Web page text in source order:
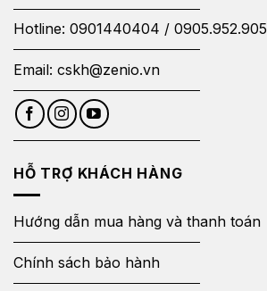
Hotline: 0901440404 / 0905.952.905
Email: cskh@zenio.vn
HỖ TRỢ KHÁCH HÀNG
Hướng dẫn mua hàng và thanh toán
Chính sách bảo hành